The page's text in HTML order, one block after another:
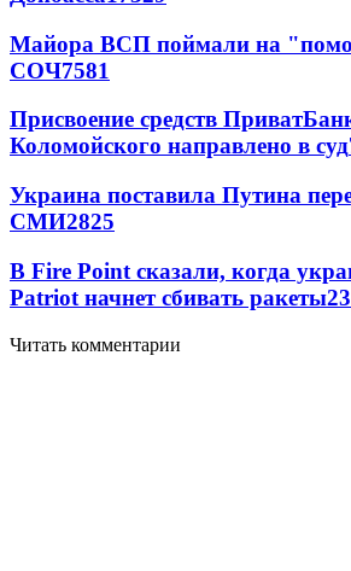
Майора ВСП поймали на
СОЧ7581
Присвоение средств
Коломойского направлено в суд
Украина поставила Путина
СМИ2825
В Fire Point сказали, когда
Patriot начнет сбивать ракеты
Читать комментарии